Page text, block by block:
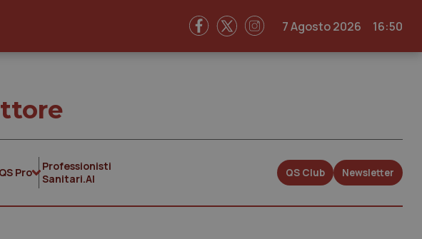
7 Agosto 2026 16:50
QS Pro
Professionisti
Sanitari.AI
QS Club Newsletter